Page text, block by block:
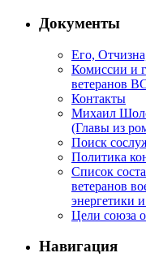
Документы
Его,
Комиссии и
ветеранов
Контакты
Михаил
(Главы из
Поиск
Политика
Список
ветеранов
энергетики
Цели союза
Навигация